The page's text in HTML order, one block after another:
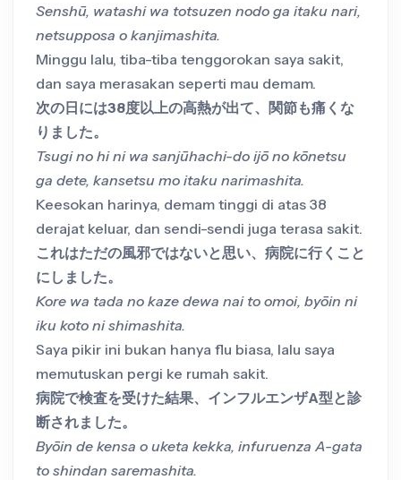
Senshū, watashi wa totsuzen nodo ga itaku nari,
netsupposa o kanjimashita.
Minggu lalu, tiba-tiba tenggorokan saya sakit,
dan saya merasakan seperti mau demam.
次の日には38度以上の高熱が出て、関節も痛くな
りました。
Tsugi no hi ni wa sanjūhachi-do ijō no kōnetsu
ga dete, kansetsu mo itaku narimashita.
Keesokan harinya, demam tinggi di atas 38
derajat keluar, dan sendi-sendi juga terasa sakit.
これはただの風邪ではないと思い、病院に行くこと
にしました。
Kore wa tada no kaze dewa nai to omoi, byōin ni
iku koto ni shimashita.
Saya pikir ini bukan hanya flu biasa, lalu saya
memutuskan pergi ke rumah sakit.
病院で検査を受けた結果、インフルエンザA型と診
断されました。
Byōin de kensa o uketa kekka, infuruenza A-gata
to shindan saremashita.